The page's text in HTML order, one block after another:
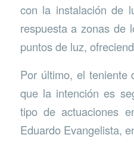
con la instalación de
respuesta a zonas de
puntos de luz,
Por último, el teniente
que la intención es
tipo de actuaciones
Eduardo Evangelista,